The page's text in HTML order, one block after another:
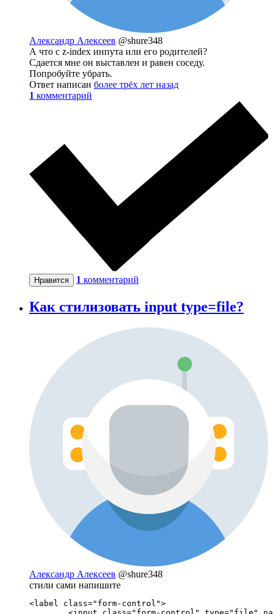
Александр Алексеев @shure348
А что с z-index инпута или его родителей?
Сдается мне он выставлен и равен соседу.
Попробуйте убрать.
Ответ написан более трёх лет назад
1 комментарий
Нравится 1 комментарий
Как стилизовать input type=file?
Александр Алексеев @shure348
стили сами напишите
<label class="form-control">